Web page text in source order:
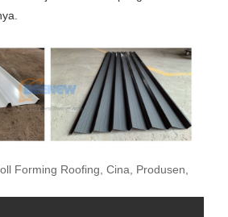
Forming Roofing, Cina, Produsen,